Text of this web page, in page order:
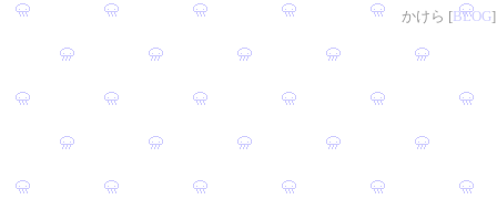
かけら [BLOG